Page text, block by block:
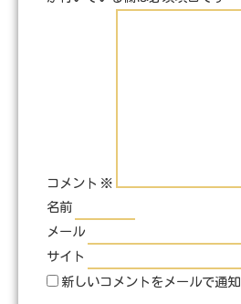
コメント ※
名前
メール
サイト
新しいコメントをメールで通知